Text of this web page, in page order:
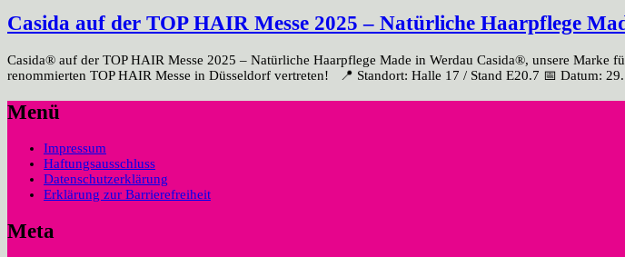
Casida auf der TOP HAIR Messe 2025 – Natürliche Haarpflege
Casida® auf der TOP HAIR Messe 2025 – Natürliche Haarpflege Made in Werdau Casida®, unsere Marke
renommierten TOP HAIR Messe in Düsseldorf vertreten! 📍 Standort: Halle 17 / Stand E20.7 📅 Datum:
Menü
Impressum
Haftungsausschluss
Datenschutzerklärung
Erklärung zur Barrierefreiheit
Meta